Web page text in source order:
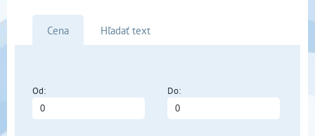
Cena Hľadať text
Od: Do: